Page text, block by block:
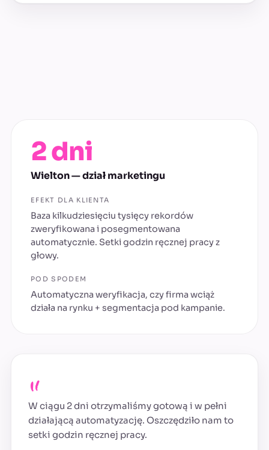
2 dni
Wielton — dział marketingu
EFEKT DLA KLIENTA
Baza kilkudziesięciu tysięcy rekordów
zweryfikowana i posegmentowana
automatycznie. Setki godzin ręcznej pracy z
głowy.
POD SPODEM
Automatyczna weryfikacja, czy firma wciąż
działa na rynku + segmentacja pod kampanie.
„
W ciągu 2 dni otrzymaliśmy gotową i w pełni
działającą automatyzację. Oszczędziło nam to
setki godzin ręcznej pracy.